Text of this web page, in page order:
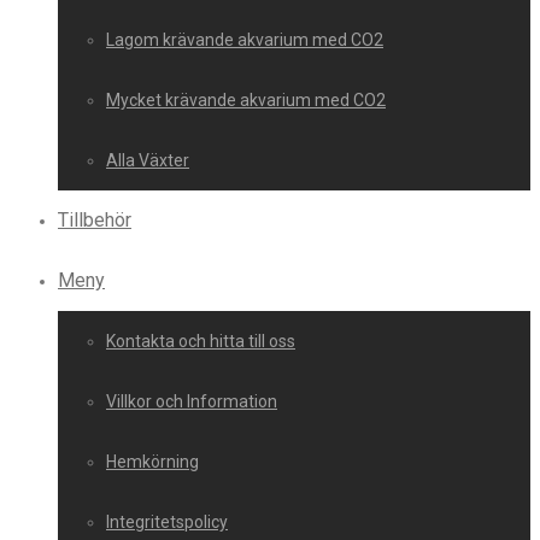
Lagom krävande akvarium med CO2
Mycket krävande akvarium med CO2
Alla Växter
Tillbehör
Meny
Kontakta och hitta till oss
Villkor och Information
Hemkörning
Integritetspolicy